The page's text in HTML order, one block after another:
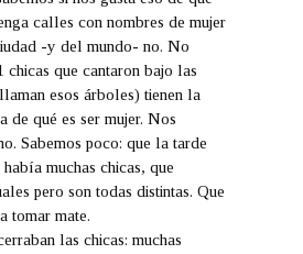
calles con nombres de mujer
-y del mundo- no. No
chicas que cantaron bajo las
esos árboles) tienen la
de qué es ser mujer. Nos
Sabemos poco: que la tarde
muchas chicas, que
pero son todas distintas. Que
tomar mate.
las chicas: muchas